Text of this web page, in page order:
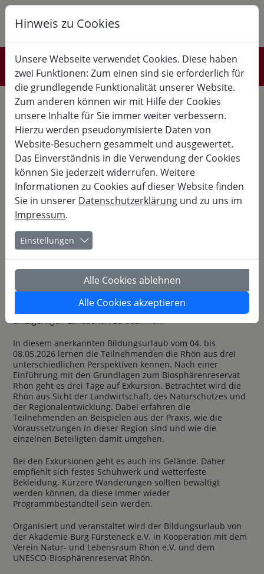
K B
Neues von der Burg
Bildungsurlaub im
Biosphärenreservat Rhön
Ein Dreiklang aus Landwirtschaft, Naturschutz und
Dorfentwicklung
Spannungsfeld Natur und Mensch - Muss es immer ein
Spannungsfeld sein?
In einer Region, die geprägt ist von einer jahrzehntelangen
unterschiedlichen Bundesländern – Hessen, Bayern und
Thüringen. Einer Region, die aufgrund ihrer Einzigartigkeit
UNESCO-Biosphärenreservat ist und die schon immer vom
Menschen geformt wurde. In dieser ausgeprägten Natur-
sowie Kulturlandschaft gibt es Konfliktpotenzial. Aber
genauso gibt es auch Chancen für die Region, wenn es den
Handelnden vor Ort gelingt, Vorurteile abzubauen, kreative
Ideen zu entwickeln und sich auf das Potenzial dieser
einzigartigen Landschaft zu besinnen.
In diesem anerkannten Bildungsurlaub vom 04. bis
08.05.2026 lernen die Teilnehmenden die Rhön aus drei
unterschiedlichen Perspektiven kennen. Nach einer
Einführung mit den Grundlagen zum Biosphärenreservat
Rhön geht es drei Tage auf Exkursion. Betrachtet wird die
Rhön aus Sicht der Landwirtschaft, des Naturschutzes und
der Regionalentwicklung. Dabei erfahren die
Teilnehmenden an Beispielen aus der Praxis, wie die
Voraussetzungen in dieser Region sind und wie die
einzelnen Beteiligten damit umgehen.
Bei den Exkursionen geht es auch ins Gelände. Daher
empfiehlt sich festes Schuhwerk und wetterfeste
Bekleidung. Kürzere Wanderungen sollten bewältigt
werden können, da diese immer wieder
Programmbestandteil sein werden.
Organisiert und veranstaltet wird der Bildungsurlaub von
der Akademie Burg Fürsteneck e.V. in Kooperation mit dem
Verein Natur- und Lebensraum Rhön e.V. und dem
UNESCO-Biosphärenreservat Rhön.
Hinweis zu Cookies
Unsere Webseite verwendet Cookies. Diese haben
zwei Funktionen: Zum einen sind sie erforderlich für
die grundlegende Funktionalität unserer Website.
Zum anderen können wir mit Hilfe der Cookies
unsere Inhalte für Sie immer weiter verbessern.
Hierzu werden pseudonymisierte Daten von
Website-Besuchern gesammelt und ausgewertet.
Das Einverständnis in die Verwendung der Cookies
können Sie jederzeit widerrufen. Weitere
Informationen zu Cookies auf dieser Website finden
Sie in unserer Datenschutzerklärung und zu uns im
Impressum.
Einstellungen
Alle Cookies ablehnen
Alle Cookies akzeptieren